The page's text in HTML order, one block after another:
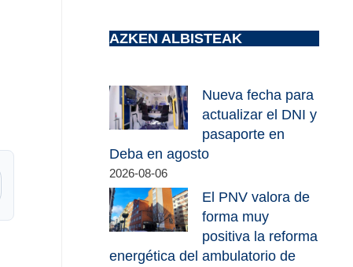
AZKEN ALBISTEAK
Nueva fecha para
actualizar el DNI y
pasaporte en
Deba en agosto
2026-08-06
El PNV valora de
forma muy
positiva la reforma
energética del ambulatorio de